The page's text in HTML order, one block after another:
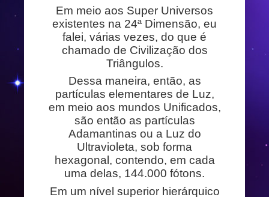
Em meio aos Super Universos
existentes na 24ª Dimensão, eu
falei, várias vezes, do que é
chamado de Civilização dos
Triângulos.
Dessa maneira, então, as
partículas elementares de Luz,
em meio aos mundos Unificados,
são então as partículas
Adamantinas ou a Luz do
Ultravioleta, sob forma
hexagonal, contendo, em cada
uma delas, 144.000 fótons.
Em um nível superior hierárquico